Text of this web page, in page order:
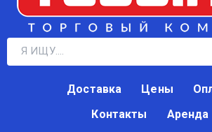
Доставка Цены
Контакты
Аренда